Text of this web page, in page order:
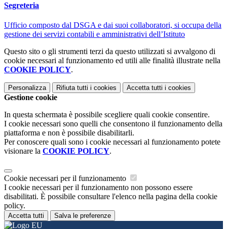
Segreteria
Ufficio composto dal DSGA e dai suoi collaboratori, si occupa della
gestione dei servizi contabili e amministrativi dell’Istituto
Questo sito o gli strumenti terzi da questo utilizzati si avvalgono di
cookie necessari al funzionamento ed utili alle finalità illustrate nella
COOKIE POLICY.
Personalizza Rifiuta tutti i cookies Accetta tutti i cookies
Gestione cookie
In questa schermata è possibile scegliere quali cookie consentire.
I cookie necessari sono quelli che consentono il funzionamento della
piattaforma e non è possibile disabilitarli.
Per conoscere quali sono i cookie necessari al funzionamento potete
visionare la COOKIE POLICY.
Cookie necessari per il funzionamento
I cookie necessari per il funzionamento non possono essere
disabilitati. È possibile consultare l'elenco nella pagina della cookie
policy.
Accetta tutti Salva le preferenze